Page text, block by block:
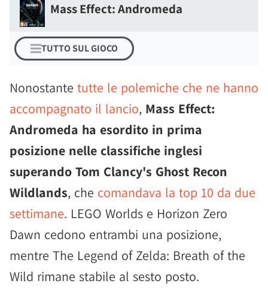
Mass Effect: Andromeda
TUTTO SUL GIOCO
Nonostante tutte le polemiche che ne hanno
accompagnato il lancio, Mass Effect:
Andromeda ha esordito in prima
posizione nelle classifiche inglesi
superando Tom Clancy's Ghost Recon
Wildlands, che comandava la top 10 da due
settimane. LEGO Worlds e Horizon Zero
Dawn cedono entrambi una posizione,
mentre The Legend of Zelda: Breath of the
Wild rimane stabile al sesto posto.